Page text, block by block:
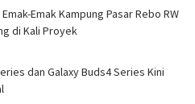
Emak Kampung Pasar Rebo RW
di Kali Proyek
dan Galaxy Buds4 Series Kini